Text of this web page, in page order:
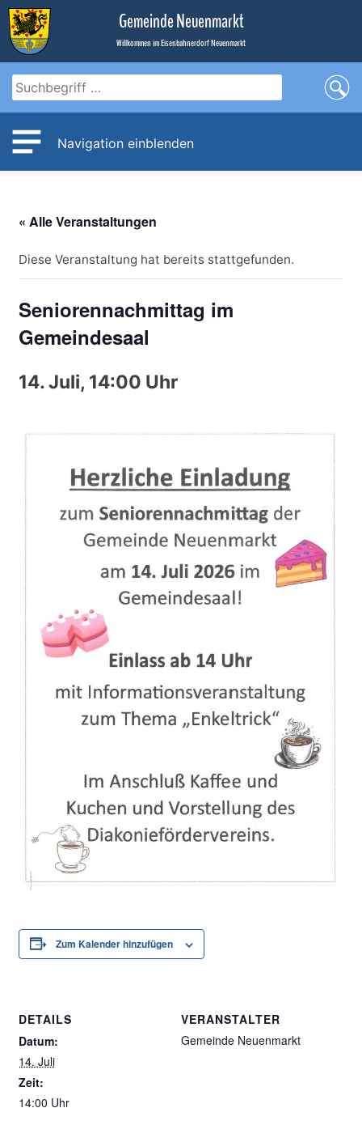
Zum
Inhalt
Gemeinde Neuenmarkt
Willkommen im Eisenbahnerdorf Neuenmarkt
Navigation einblenden
« Alle Veranstaltungen
Diese Veranstaltung hat bereits stattgefunden.
Seniorennachmittag im
Gemeindesaal
14. Juli, 14:00 Uhr
Zum Kalender hinzufügen
DETAILS
Datum:
14. Juli
Zeit:
14:00 Uhr
VERANSTALTER
Gemeinde Neuenmarkt